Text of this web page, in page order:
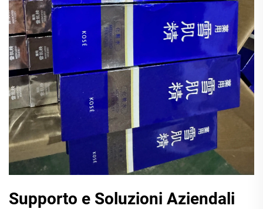
Supporto e Soluzioni Aziendali